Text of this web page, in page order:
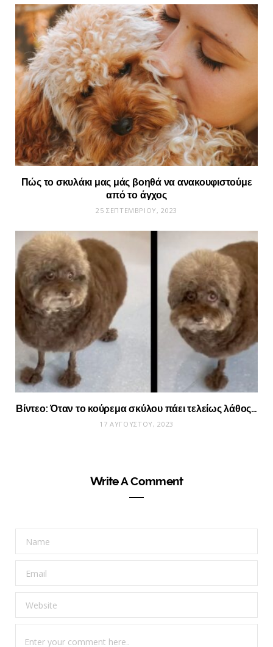
Πώς το σκυλάκι μας μάς βοηθά να ανακουφιστούμε
από το άγχος
25 ΣΕΠΤΕΜΒΡΊΟΥ, 2023
Βίντεο: Όταν το κούρεμα σκύλου πάει τελείως λάθος…
17 ΑΥΓΟΎΣΤΟΥ, 2023
Write A Comment